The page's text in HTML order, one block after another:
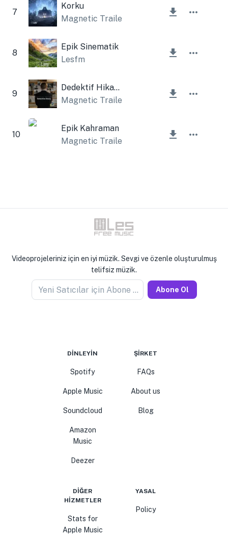
7
Korku
Magnetic Trailer
8
Epik Sinematik
Lesfm
9
Dedektif Hikayesi
Magnetic Trailer
10
Epik Kahraman
Magnetic Trailer
Videoprojeleriniz için en iyi müzik. Sevgi ve özenle oluşturulmuş
telifsiz müzik.
Yeni Satıcılar için Abone Olun Abone Ol
DINLEYIN
Spotify
Apple Music
Soundcloud
Amazon
Music
Deezer
ŞIRKET
FAQs
About us
Blog
DIĞER
HIZMETLER
Stats for
Apple Music
YASAL
Policy